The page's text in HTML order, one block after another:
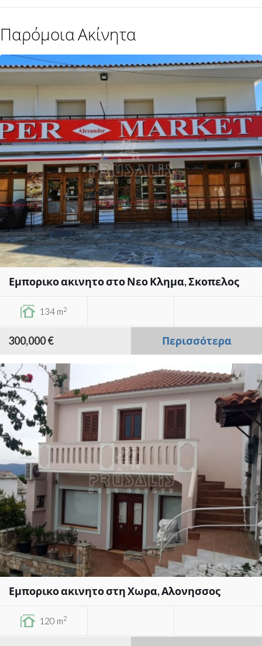
Παρόμοια Ακίνητα
Εμπορικο ακινητο στο Νεο Κλημα, Σκοπελος
134 m2
300,000 € Περισσότερα
Εμπορικο ακινητο στη Χωρα, Αλονησσος
120 m2